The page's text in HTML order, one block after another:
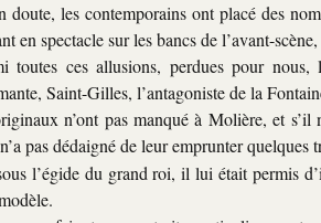
doute, les contemporains ont placé des
en spectacle sur les bancs de l’avant-
toutes ces allusions, perdues pour
Saint-Gilles, l’antagoniste de la
n’ont pas manqué à Molière, et
pas dédaigné de leuremprunter quelques
l’égide du grand roi, il lui était permis